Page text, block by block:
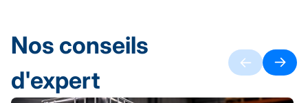
Nos conseils
d'expert